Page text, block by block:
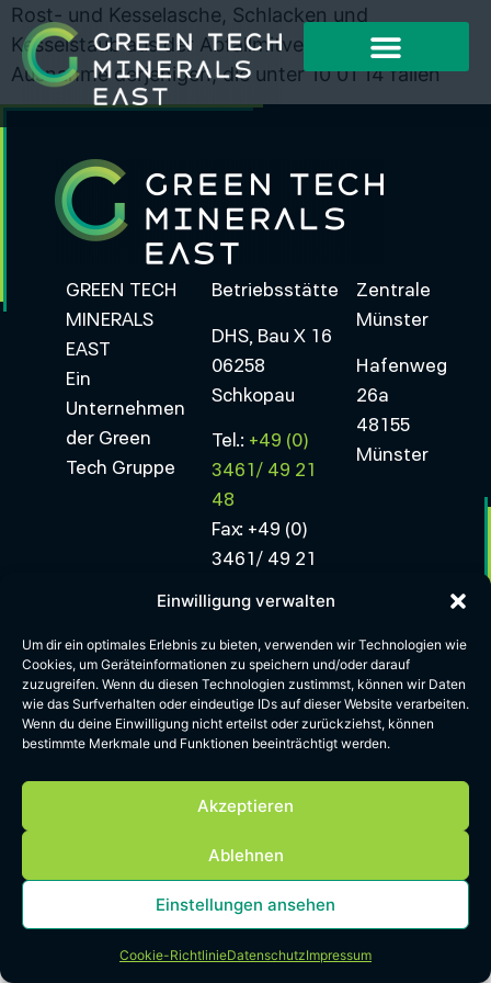
Einwilligung verwalten
Um dir ein optimales Erlebnis zu bieten, verwenden wir Technologien wie
Cookies, um Geräteinformationen zu speichern und/oder darauf
zuzugreifen. Wenn du diesen Technologien zustimmst, können wir Daten
wie das Surfverhalten oder eindeutige IDs auf dieser Website verarbeiten.
Wenn du deine Einwilligung nicht erteilst oder zurückziehst, können
bestimmte Merkmale und Funktionen beeinträchtigt werden.
Akzeptieren
Ablehnen
Einstellungen ansehen
Cookie-RichtlinieDatenschutzImpressum
Rost- und Kesselasche, Schlacken und
Kesselstaub aus der Abfallmitverbrennung, mit
Ausnahme derjenigen, die unter 10 01 14 fallen
GREEN TECH
MINERALS
EAST
Ein
Unternehmen
der Green
Tech Gruppe
Betriebsstätte
DHS, Bau X 16
06258
Schkopau
Tel.: +49 (0)
3461/ 49 21
48
Fax: +49 (0)
3461/ 49 21
Mail:
info.minerals-
east@greentech.nrw
Zentrale
Münster
Hafenweg
26a
48155
Münster
ImpressumDatenschutzCookie RichtlinienAGB